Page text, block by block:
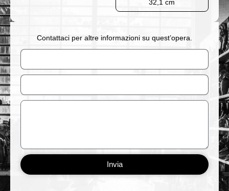
32,1 cm
Contattaci per altre informazioni su quest’opera.
Nome
Email
Messaggio
Invia